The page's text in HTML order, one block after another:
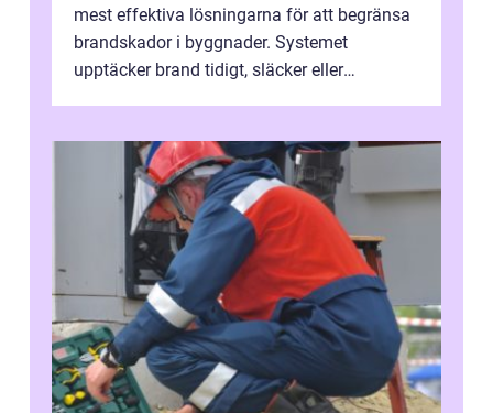
mest effektiva lösningarna för att begränsa
brandskador i byggnader. Systemet
upptäcker brand tidigt, släcker eller